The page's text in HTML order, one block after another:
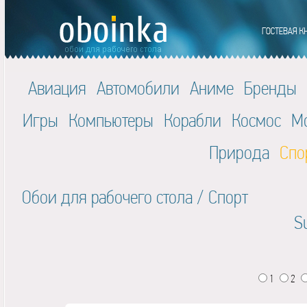
Авиация Автомобили Аниме Бренды
Игры Компьютеры Корабли Космос
Природа
Обои для рабочего стола / Спорт
1 2